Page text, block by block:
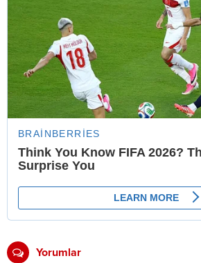
Yorumlar